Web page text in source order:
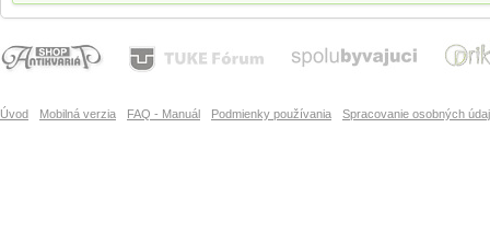
Úvod Mobilná verzia FAQ - Manuál Podmienky používania Spracovanie osobných